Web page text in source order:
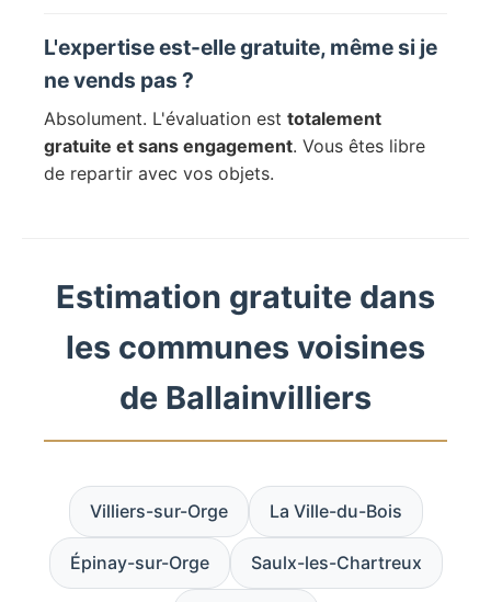
L'expertise est-elle gratuite, même si je
ne vends pas ?
Absolument. L'évaluation est totalement
gratuite et sans engagement. Vous êtes libre
de repartir avec vos objets.
Estimation gratuite dans
les communes voisines
de Ballainvilliers
Villiers-sur-Orge La Ville-du-Bois
Épinay-sur-Orge Saulx-les-Chartreux